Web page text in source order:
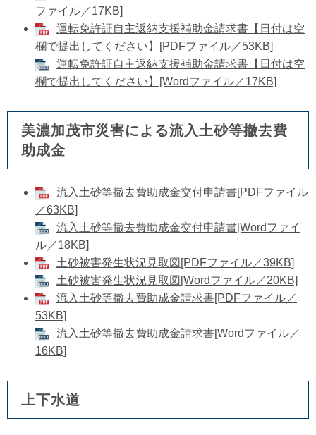
ファイル／17KB]
運転免許証自主返納支援補助金請求書【日付は空
欄で提出してください】[PDFファイル／53KB]
運転免許証自主返納支援補助金請求書【日付は空
欄で提出してください】[Wordファイル／17KB]
美濃加茂市災害による流入土砂等撤去費
助成金
流入土砂等撤去費助成金交付申請書[PDFファイル
／63KB]
流入土砂等撤去費助成金交付申請書[Wordファイ
ル／18KB]
土砂被害発生状況見取図[PDFファイル／39KB]
土砂被害発生状況見取図[Wordファイル／20KB]
流入土砂等撤去費助成金請求書[PDFファイル／
53KB]
流入土砂等撤去費助成金請求書[Wordファイル／
16KB]
上下水道